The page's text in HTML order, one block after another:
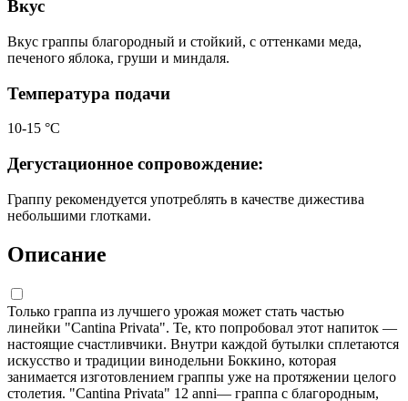
Вкус
Вкус граппы благородный и стойкий, с оттенками меда,
печеного яблока, груши и миндаля.
Температура подачи
10-15 °С
Дегустационное сопровождение:
Граппу рекомендуется употреблять в качестве дижестива
небольшими глотками.
Описание
Только граппа из лучшего урожая может стать частью
линейки "Cantina Privata". Те, кто попробовал этот напиток —
настоящие счастливчики. Внутри каждой бутылки сплетаются
искусство и традиции винодельни Боккино, которая
занимается изготовлением граппы уже на протяжении целого
столетия. "Cantina Privata" 12 anni— граппа с благородным,